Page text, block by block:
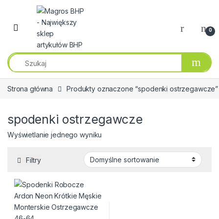
Przejdź do nawigacji
Przeskocz do treści
0
Strona główna Produkty oznaczone “spodenki ostrzegawcze”
spodenki ostrzegawcze
Wyświetlanie jednego wyniku
Filtry